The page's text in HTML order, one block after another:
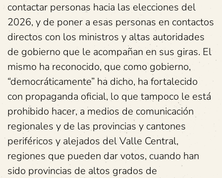
contactar personas hacia las elecciones del
2026, y de poner a esas personas en contactos
directos con los ministros y altas autoridades
de gobierno que le acompañan en sus giras. El
mismo ha reconocido, que como gobierno,
“democráticamente” ha dicho, ha fortalecido
con propaganda oficial, lo que tampoco le está
prohibido hacer, a medios de comunicación
regionales y de las provincias y cantones
periféricos y alejados del Valle Central,
regiones que pueden dar votos, cuando han
sido provincias de altos grados de